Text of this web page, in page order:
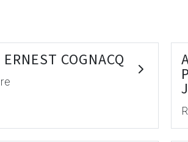
COGNACQ